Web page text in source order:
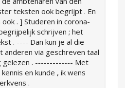
teksten ook begrijpt . En
. ] Studeren in corona-
schrijven ; het
. ---- Dan kun je al die
anderen via geschreven taal
gelezen . ------------- Met
en kunde , ik wens
.